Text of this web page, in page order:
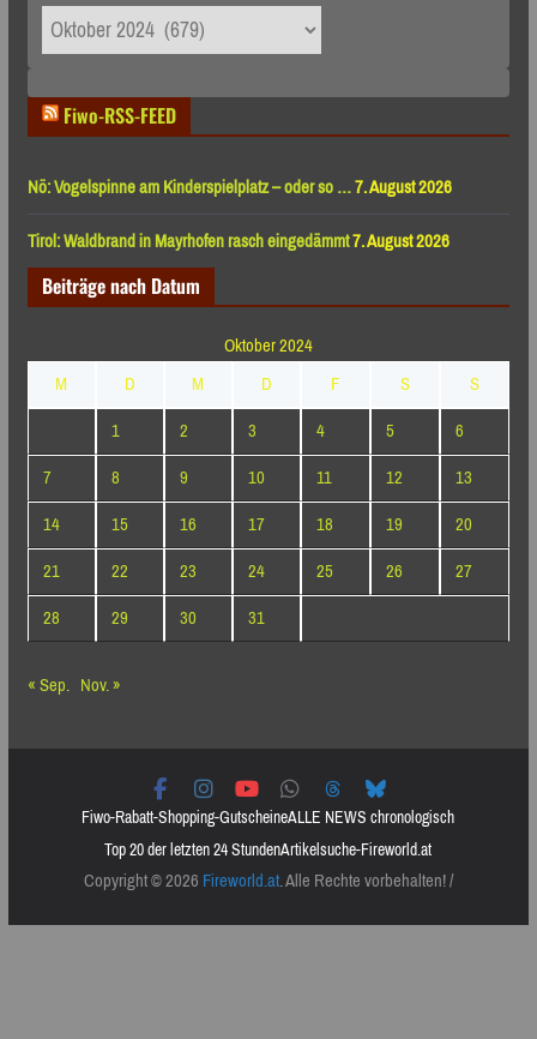
Archiv
nach
Fiwo-RSS-FEED
Nö: Vogelspinne am Kinderspielplatz – oder so …7. August 2026
Tirol: Waldbrand in Mayrhofen rasch eingedämmt7. August 2026
Beiträge nach Datum
Oktober 2024
M
D M D F S
S
1
2 3 4 5
6
7
8 9 10 11 12
13
14
15 16 17 18 19
20
21
22 23 24 25 26
27
28
29 30
31
« Sep. Nov. »
Fiwo-Rabatt-Shopping-GutscheineALLE NEWS chronologisch
Top 20 der letzten 24 StundenArtikelsuche-Fireworld.at
Copyright © 2026Fireworld.at. Alle Rechte vorbehalten! /